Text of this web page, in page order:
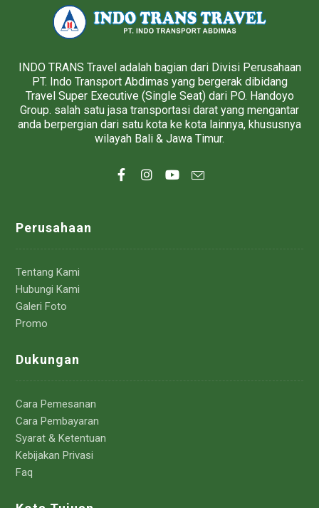
INDO TRANS Travel adalah bagian dari Divisi Perusahaan
PT. Indo Transport Abdimas yang bergerak dibidang
Travel Super Executive (Single Seat) dari PO. Handoyo
Group. salah satu jasa transportasi darat yang mengantar
anda berpergian dari satu kota ke kota lainnya, khususnya
wilayah Bali & Jawa Timur.
Perusahaan
Tentang Kami
Hubungi Kami
Galeri Foto
Promo
Dukungan
Cara Pemesanan
Cara Pembayaran
Syarat & Ketentuan
Kebijakan Privasi
Faq